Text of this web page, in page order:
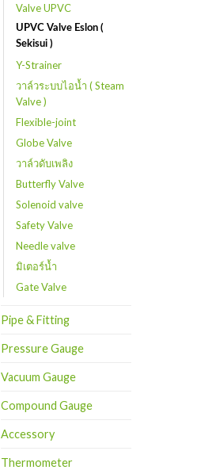
Valve UPVC
UPVC Valve Eslon (
Sekisui )
Y-Strainer
วาล์วระบบไอน้ำ ( Steam
Valve )
Flexible-joint
Globe Valve
วาล์วดับเพลิง
Butterfly Valve
Solenoid valve
Safety Valve
Needle valve
มิเตอร์น้ำ
Gate Valve
Pipe & Fitting
Pressure Gauge
Vacuum Gauge
Compound Gauge
Accessory
Thermometer